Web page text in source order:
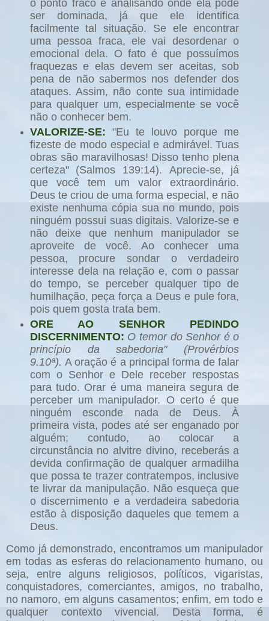
o ponto fraco e analisando onde ela pode
ser dominada, já que ele identifica
facilmente tal situação. Se ele encontrar
uma pessoa fraca, ele vai desordenar o
emocional dela. O fato é que possuímos
fraquezas e elas devem ser aceitas, sob
pena de não sabermos nos defender dos
ataques. Assim, não conte sua intimidade
para qualquer um, especialmente se você
não o conhecer bem.
VALORIZE-SE: "Eu te louvo porque me
fizeste de modo especial e admirável. Tuas
obras são maravilhosas! Disso tenho plena
certeza" (Salmos 139:14). Aprecie-se, já
que você tem um valor extraordinário.
Deus te criou de uma forma especial, e não
existe nenhuma cópia sua no mundo, pois
ninguém possui suas digitais. Valorize-se e
não deixe que nenhum manipulador se
aproveite de você. Ao conhecer uma
pessoa, procure sondar o verdadeiro
interesse dela na relação e, com o passar
do tempo, se perceber qualquer tipo de
humilhação, peça força a Deus e pule fora,
pois quem gosta trata bem.
ORE AO SENHOR PEDINDO
DISCERNIMENTO: O temor do Senhor é o
princípio da sabedoria" (Provérbios
9.10ª). A oração é a principal forma de falar
com o Senhor e Dele receber respostas
para tudo. Orar é uma maneira segura de
perceber um manipulador. O certo é que
ninguém esconde nada de Deus. À
primeira vista, podes até ser enganado por
alguém; contudo, ao colocar a
circunstância no alvitre divino, receberás a
devida confirmação de qualquer armadilha
que possa te trazer contratempos, inclusive
te livrar da manipulação. Não esqueça que
o discernimento e a verdadeira sabedoria
estão à disposição daqueles que temem a
Deus.
Como já demonstrado, encontramos um manipulador
em todas as esferas do relacionamento humano, ou
seja, entre alguns religiosos, políticos, vigaristas,
conquistadores, comerciantes, amigos, no trabalho,
no namoro, em alguns casamentos; enfim, em todo e
qualquer contexto vivencial. Desta forma, é